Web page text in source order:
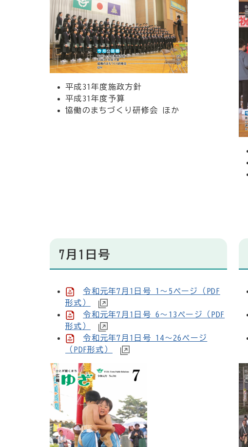
平成31年度施政方針
平成31年度予算
協働のまちづくり研修会 ほか
7月1日号
令和元年7月1日号 1～5ページ（PDF
形式）
令和元年7月1日号 6～13ページ（PDF
形式）
令和元年7月1日号 14～26ページ
（PDF形式）